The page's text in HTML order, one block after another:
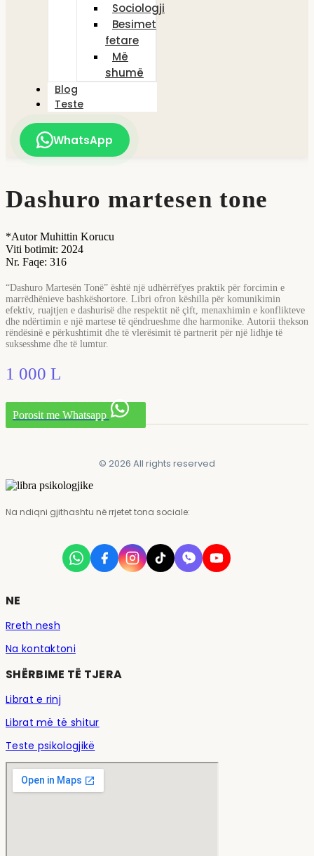
Sociologji
Besimet
fetare
Më
shumë
Blog
Teste
WhatsApp
Dashuro martesen tone
*Autor Muhittin Korucu
Viti botimit: 2024
Nr. Faqe: 316
“Dashuro Martesën Tonë” është një udhërrëfyes praktik për forcimin e
marrëdhënieve bashkëshortore. Libri ofron këshilla për komunikimin
efektiv, ruajtjen e dashurisë dhe respektit në çift, menaxhimin e konflikteve
dhe ndërtimin e një martese të qëndrueshme dhe harmonike. Autorii thekson
rëndësinë e përkushtimit dhe të vlerësimit të partnerit për një lidhje të
suksesshme dhe të lumtur.
1 000 L
Porosit me Whatsapp
© 2026 All rights reserved
Na ndiqni gjithashtu në rrjetet tona sociale:
NE
Rreth nesh
Na kontaktoni
SHËRBIME TË TJERA
Librat e rinj
Librat më të shitur
Teste psikologjikë